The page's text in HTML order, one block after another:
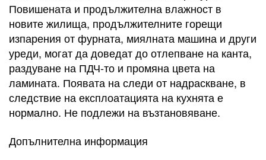
Повишената и продължителна влажност в
новите жилища, продължителните горещи
изпарения от фурната, миялната машина и други
уреди, могат да доведат до отлепване на канта,
раздуване на ПДЧ-то и промяна цвета на
ламината. Появата на следи от надраскване, в
следствие на експлоатацията на кухнята е
нормално. Не подлежи на възтановяване.
Допълнителна информация